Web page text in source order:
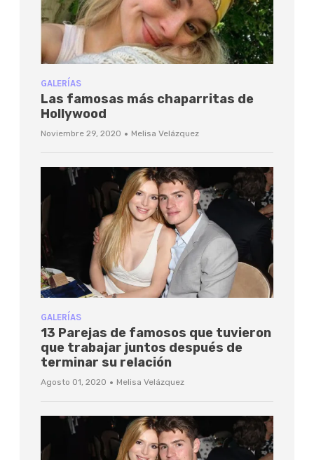
GALERÍAS
Las famosas más chaparritas de
Hollywood
Noviembre 29, 2020 · Melisa Velázquez
GALERÍAS
13 Parejas de famosos que tuvieron
que trabajar juntos después de
terminar su relación
Agosto 01, 2020 · Melisa Velázquez